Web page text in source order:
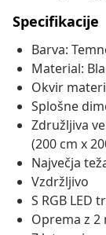
Specifikacije
Barva:
Material:
Okvir
Splošne
Združljiva
(200 cm x
Največja
Vzdržljivo
S RGB LED
Oprema z